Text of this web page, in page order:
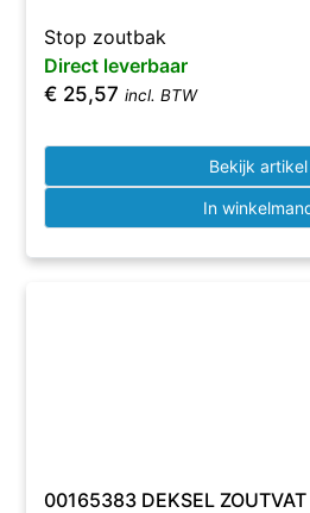
Stop zoutbak
Direct leverbaar
€ 25,57 incl. BTW
Bekijk artikel
In
00165383 DEKSEL ZOUTVAT